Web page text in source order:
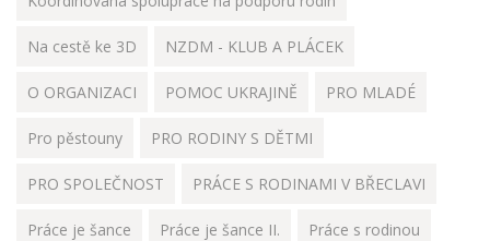
Na cestě ke 3D NZDM - KLUB A PLÁCEK
O ORGANIZACI POMOC UKRAJINĚ PRO MLADÉ
Pro pěstouny PRO RODINY S DĚTMI
PRO SPOLEČNOST PRÁCE S RODINAMI V BŘECLAVI
Práce je šance Práce je šance II. Práce s rodinou